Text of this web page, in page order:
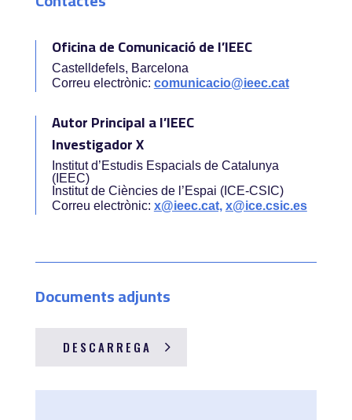
Oficina de Comunicació de l’IEEC
Castelldefels, Barcelona
Correu electrònic: comunicacio@ieec.cat
Autor Principal a l’IEEC
Investigador X
Institut d’Estudis Espacials de Catalunya
(IEEC)
Institut de Ciències de l’Espai (ICE-CSIC)
Correu electrònic: x@ieec.cat, x@ice.csic.es
Documents adjunts
DESCARREGA